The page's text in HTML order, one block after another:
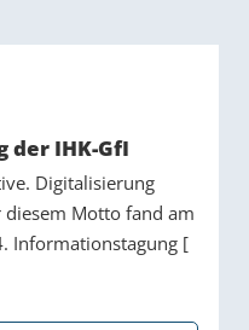
der IHK-GfI
Digitalisierung
diesem Motto fand am
Informationstagung [